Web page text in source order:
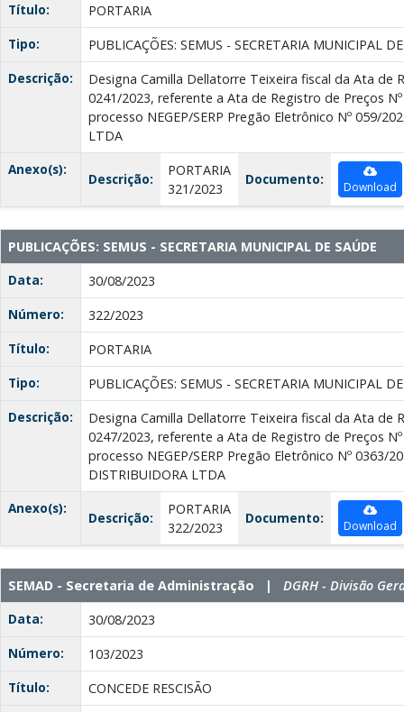
Título:
PORTARIA
Tipo:
PUBLICAÇÕES: SEMUS - SECRETARIA MUNICIPAL
Descrição:
Designa Camilla Dellatorre Teixeira fiscal da Ata de
0241/2023, referente a Ata de Registro de Preços
processo NEGEP/SERP Pregão Eletrônico Nº 059/
LTDA
Anexo(s):
Descrição:
PORTARIA
321/2023
Documento: Download
PUBLICAÇÕES: SEMUS - SECRETARIA MUNICIPAL DE SAÚDE
Data:
30/08/2023
Número:
322/2023
Título:
PORTARIA
Tipo:
PUBLICAÇÕES: SEMUS - SECRETARIA MUNICIPAL
Descrição:
Designa Camilla Dellatorre Teixeira fiscal da Ata de
0247/2023, referente a Ata de Registro de Preços
processo NEGEP/SERP Pregão Eletrônico Nº 0363/
DISTRIBUIDORA LTDA
Anexo(s):
Descrição:
PORTARIA
322/2023
Documento: Download
SEMAD - Secretaria de Administração | DGRH - Divisão
Data:
30/08/2023
Número:
103/2023
Título:
CONCEDE RESCISÃO